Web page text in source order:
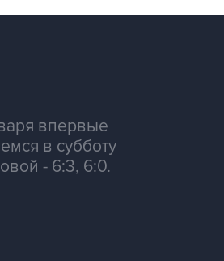
впервые
в субботу
- 6:3, 6:0.